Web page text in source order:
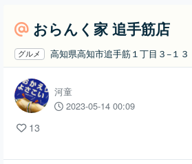
おらんく家 追手筋店
グルメ 高知県高知市追手筋１丁目３−１３
河童
2023-05-14 00:09
13